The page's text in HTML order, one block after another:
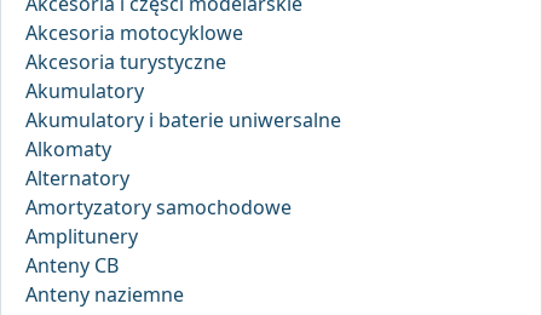
Akcesoria motocyklowe
Akcesoria turystyczne
Akumulatory
Akumulatory i baterie uniwersalne
Alkomaty
Alternatory
Amortyzatory samochodowe
Amplitunery
Anteny CB
Anteny naziemne